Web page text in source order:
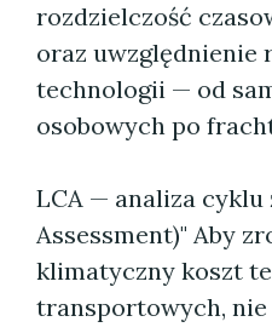
rozdzielczość
oraz uwzględnienie
technologii — od
osobowych po
LCA — analiza cyklu
Assessment)" Aby
klimatyczny koszt
transportowych,